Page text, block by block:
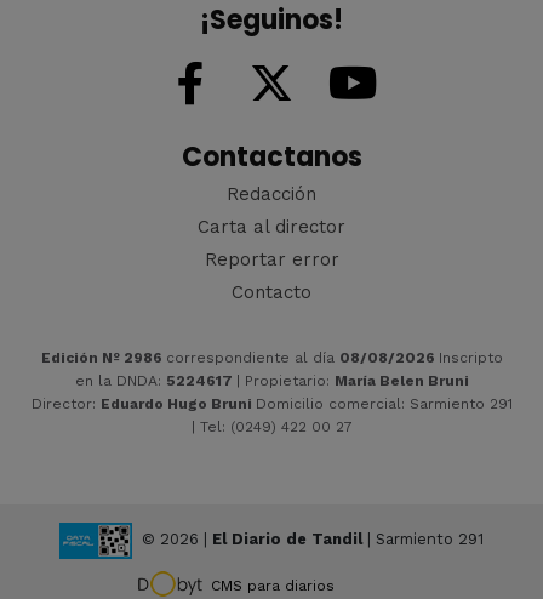
¡Seguinos!
Contactanos
Redacción
Carta al director
Reportar error
Contacto
Edición Nº 2986 correspondiente al día 08/08/2026 Inscripto
en la DNDA: 5224617 | Propietario: María Belen Bruni
Director: Eduardo Hugo Bruni Domicilio comercial: Sarmiento 291
| Tel: (0249) 422 00 27
© 2026 | El Diario de Tandil| Sarmiento 291
CMS para diarios